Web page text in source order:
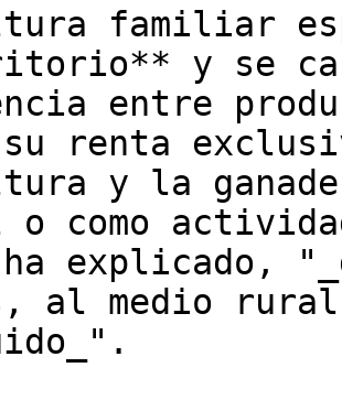
familiar
y se
entre
renta
y la
como
explicado,
al medio